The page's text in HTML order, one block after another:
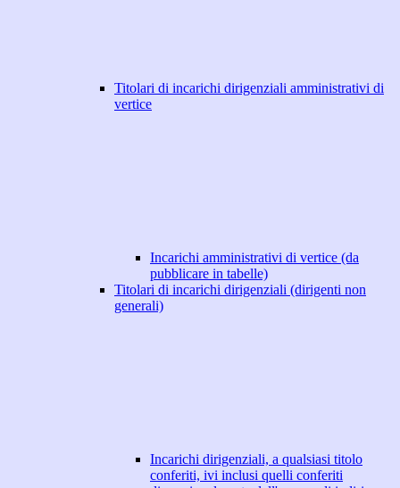
Titolari di incarichi dirigenziali amministrativi di
vertice
Incarichi amministrativi di vertice (da
pubblicare in tabelle)
Titolari di incarichi dirigenziali (dirigenti non
generali)
Incarichi dirigenziali, a qualsiasi titolo
conferiti, ivi inclusi quelli conferiti